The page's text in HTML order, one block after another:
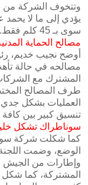
‬سوى‮ ‬بـ‮ ‬45‮ ‬كلم‮ ‬فقط‮.‬
مصالح‮ ‬الحماية‮
أوضح نجيب خديم،
مصالحه في حالة
المشترك مع الشركات
طرف المصالح
العمليات بشكل
‬تنسيق‮ ‬كبير‮ ‬بين‮
سوناطراك‮ ‬تشكل‮
كما شكلت شركة
الوضع، وضمت
وإطارات من الجيش
المشتركة، كما شكل